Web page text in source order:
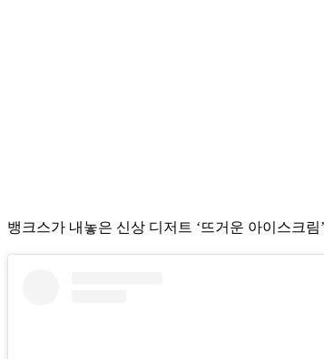
뱅크스가 내놓은 신상 디저트 ‘뜨거운 아이스크